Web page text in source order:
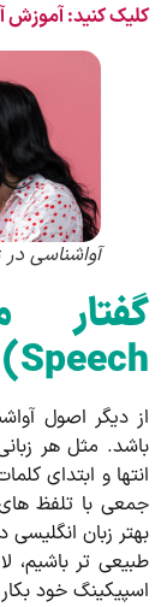
کنید: آموزش
آواشناسی در
)
دیگر اصول
مثل هر
و ابتدای
با تلفظ های
زبان انگلیسی
تر باشیم،
خود بکار